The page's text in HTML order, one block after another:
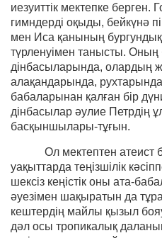
иезуиттік мектепке берген.
гимндерді оқыды, бейкүнә
мен Иса қанының
түрленуімен танысты.
дінбасыларында, олардың
алақандарында,
бабаларынан қалған бір
дінбасылар әулие Петрдің
басқыншылары-тұғын.
Ол мектептен
уақыттарда теңізшілік
шексіз кеңістік оны ата-
әуезімен шақыратын да
кештердің майлы қызыл
дәл осы тропикалық